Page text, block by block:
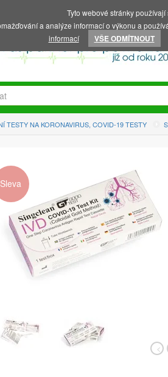
TESTY NA KORONAVIRUS, COVID-19 TESTY
Sleva
Tyto webové stránky
a analýze informací o výkonu a
informací
VŠE ODMÍTNOUT